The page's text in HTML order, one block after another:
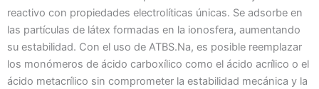
reactivo con propiedades electrolíticas únicas. Se adsorbe en
las partículas de látex formadas en la ionosfera, aumentando
su estabilidad. Con el uso de ATBS.Na, es posible reemplazar
los monómeros de ácido carboxílico como el ácido acrílico o el
ácido metacrílico sin comprometer la estabilidad mecánica y la